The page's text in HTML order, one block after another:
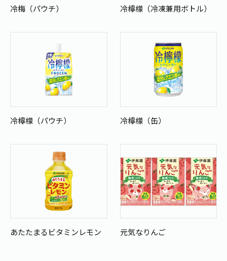
冷梅（パウチ） 冷檸檬（冷凍兼用ボトル）
冷檸檬（パウチ） 冷檸檬（缶）
あたたまるビタミンレモン 元気なりんご